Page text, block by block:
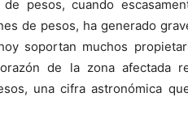
pesos, cuando
de pesos, ha generado
soportan muchos
de la zona afectada
una cifra astronómica